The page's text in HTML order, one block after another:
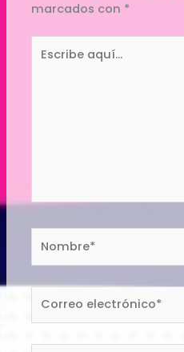
marcados con *
aquí...
electrónico*